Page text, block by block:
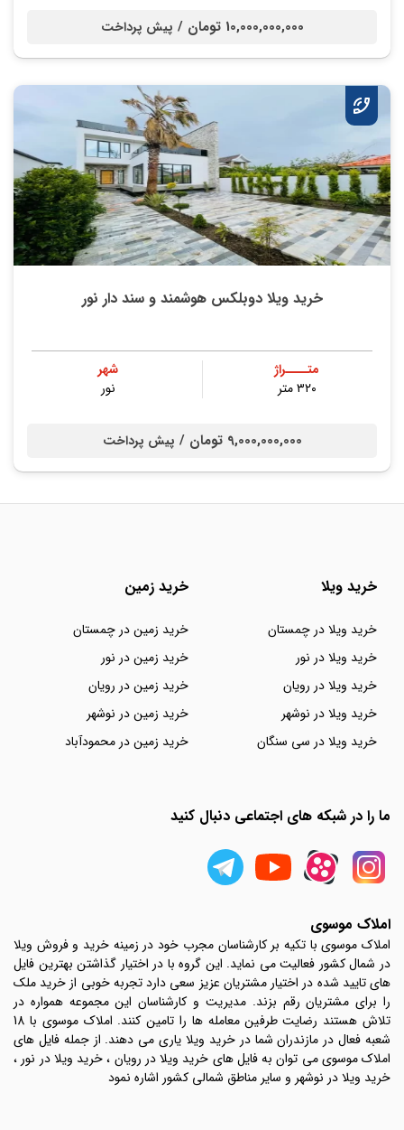
10,000,000,000 تومان / پیش پرداخت
خرید ویلا دوبلکس هوشمند و سند دار نور
متــــراژ
۳۲۰ متر
شهر
نور
9,000,000,000 تومان / پیش پرداخت
خرید ویلا
خرید ویلا در چمستان
خرید ویلا در نور
خرید ویلا در رویان
خرید ویلا در نوشهر
خرید ویلا در سی سنگان
خرید زمین
خرید زمین در چمستان
خرید زمین در نور
خرید زمین در رویان
خرید زمین در نوشهر
خرید زمین در محمودآباد
ما را در شبکه های اجتماعی دنبال کنید
املاک موسوی
املاک موسوی با تکیه بر کارشناسان مجرب خود در زمینه خرید و فروش ویلا
در شمال کشور فعالیت می نماید. این گروه با در اختیار گذاشتن بهترین فایل
های تایید شده در اختیار مشتریان عزیز سعی دارد تجربه خوبی از خرید ملک
را برای مشتریان رقم بزند. مدیریت و کارشناسان این مجموعه همواره در
تلاش هستند رضایت طرفین معامله ها را تامین کنند. املاک موسوی با 18
شعبه فعال در مازندران شما در خرید ویلا یاری می دهند. از جمله فایل های
املاک موسوی می توان به فایل های خرید ویلا در رویان ، خرید ویلا در نور ،
خرید ویلا در نوشهر و سایر مناطق شمالی کشور اشاره نمود